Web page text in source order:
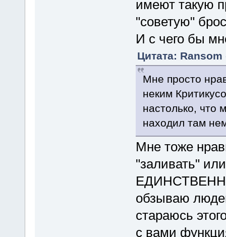
имеют такую
"советую"
И с чего бы
Цитата: Ransom
Мне просто
неким
настолько, что
находил там
Мне тоже
"заливать"
обзываю
стараюсь
с вами